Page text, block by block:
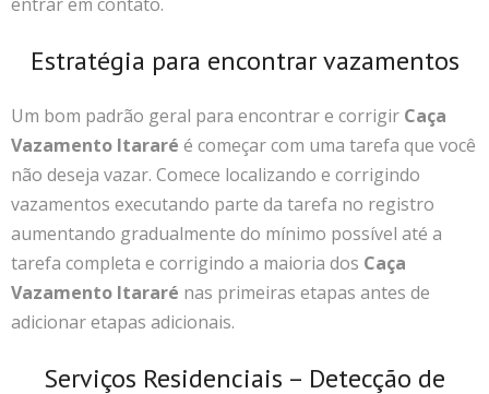
Estratégia para encontrar vazamentos
Um bom padrão geral para encontrar e corrigir Caça
Vazamento Itararé é começar com uma tarefa que você
não deseja vazar. Comece localizando e corrigindo
vazamentos executando parte da tarefa no registro
aumentando gradualmente do mínimo possível até a
tarefa completa e corrigindo a maioria dos Caça
Vazamento Itararé nas primeiras etapas antes de
adicionar etapas adicionais.
Serviços Residenciais – Detecção de